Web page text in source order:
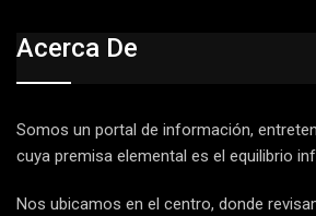
Acerca De
Somos un portal de información,
cuya premisa elemental es el equilibrio
Nos ubicamos en el centro, donde